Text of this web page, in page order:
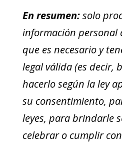
En resumen:solo
información personal
que es necesario y
legal válida (es decir,
hacerlo según la ley
su consentimiento,
leyes, para brindarle
celebrar o cumplir